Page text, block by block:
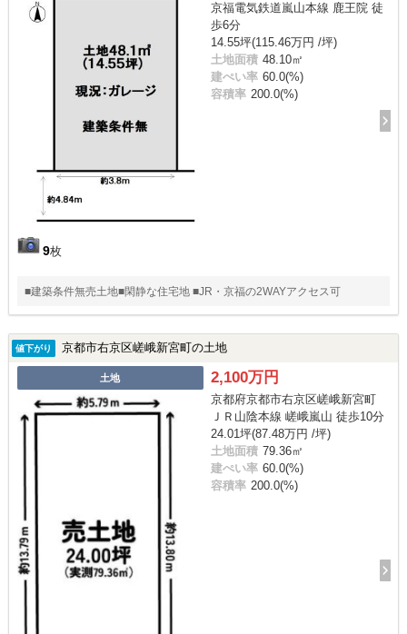
9枚
京福電気鉄道嵐山本線 鹿王院 徒
歩6分
14.55坪(115.46万円 /坪)
土地面積 48.10㎡
建ぺい率 60.0(%)
容積率 200.0(%)
■建築条件無売土地■閑静な住宅地 ■JR・京福の2WAYアクセス可
値下がり 京都市右京区嵯峨新宮町の土地
土地 2,100万円
京都府京都市右京区嵯峨新宮町
ＪＲ山陰本線 嵯峨嵐山 徒歩10分
24.01坪(87.48万円 /坪)
土地面積 79.36㎡
建ぺい率 60.0(%)
容積率 200.0(%)